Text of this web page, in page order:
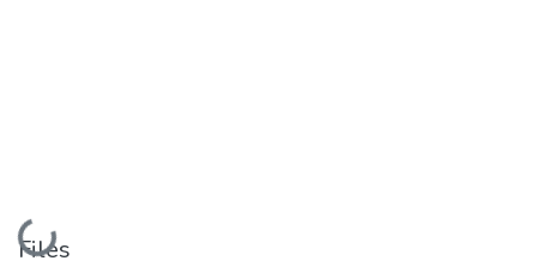
Loading...
Files